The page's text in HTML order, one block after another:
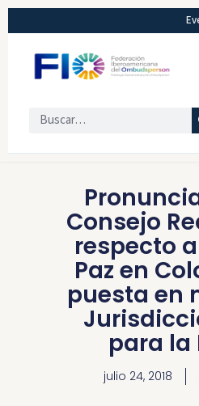
Consejo
respecto
Paz en
puesta en
para la
julio 24, 2018